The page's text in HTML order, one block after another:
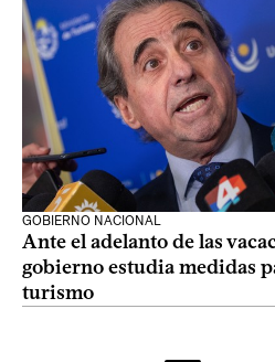
GOBIERNO NACIONAL
Ante el adelanto de las
gobierno estudia medidas
turismo